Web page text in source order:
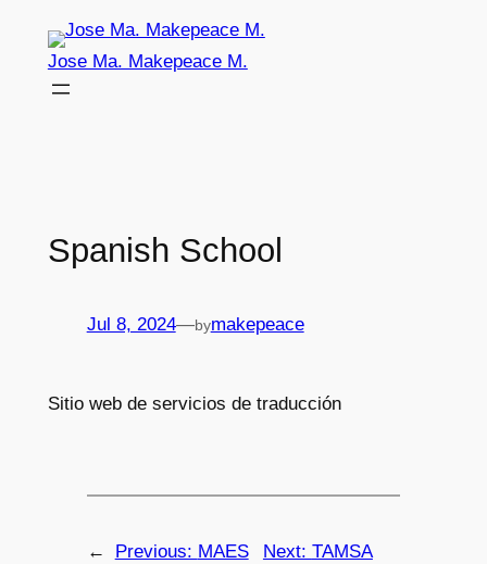
Jose Ma. Makepeace M.
Spanish School
Jul 8, 2024—bymakepeace
Sitio web de servicios de traducción
← Previous: MAES
Next: TAMSA